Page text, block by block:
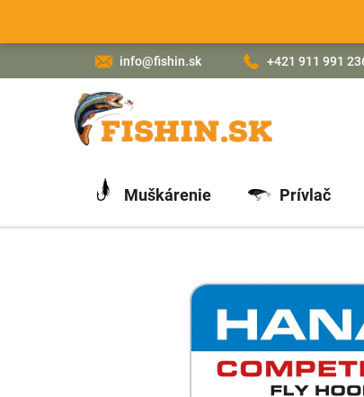
obsah
info@fishin.sk +421 911 991
Muškárenie Prívlač